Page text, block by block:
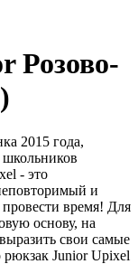
Розово-
2015 года,
школьников
- это
и
время! Для
основу, на
свои самые
Junior Upixel